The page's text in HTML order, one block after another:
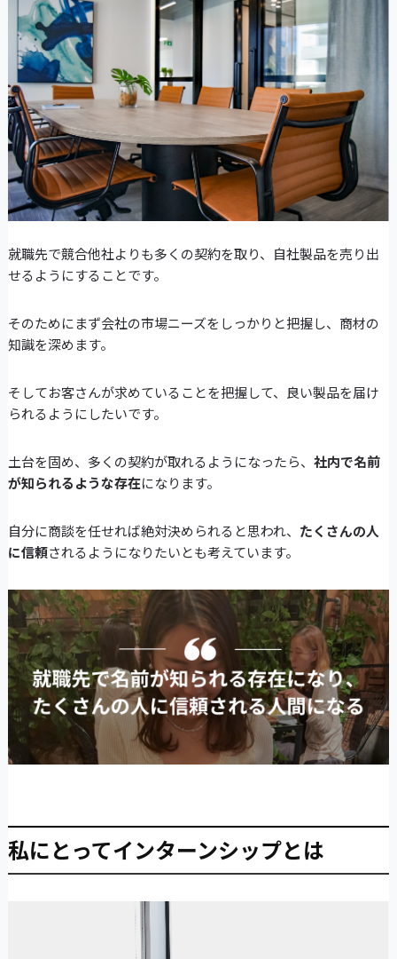
就職先で競合他社よりも多くの契約を取り、自社製品を売り出
せるようにすることです。
そのためにまず会社の市場ニーズをしっかりと把握し、商材の
知識を深めます。
そしてお客さんが求めていることを把握して、良い製品を届け
られるようにしたいです。
土台を固め、多くの契約が取れるようになったら、 社内で名前
が知られるような存在になります。
自分に商談を任せれば絶対決められると思われ、 たくさんの人
に信頼されるようになりたいとも考えています。
私にとってインターンシップとは